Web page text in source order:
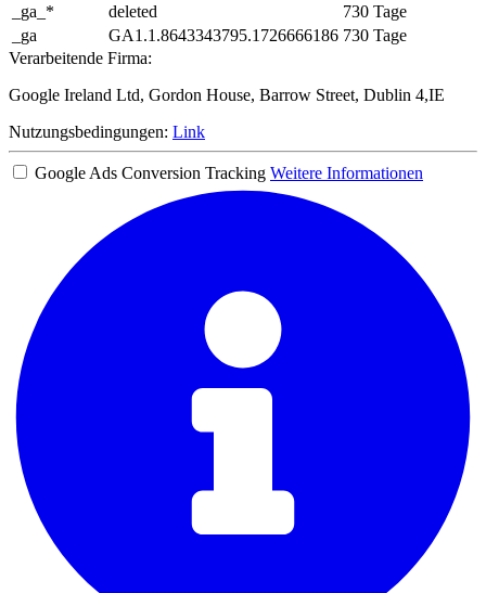
_ga_*
deleted
730 Tage
_ga
GA1.1.8643343795.1726666186 730 Tage
Verarbeitende Firma:
Google Ireland Ltd, Gordon House, Barrow Street, Dublin 4,IE
Nutzungsbedingungen: Link
Google Ads Conversion Tracking Weitere Informationen